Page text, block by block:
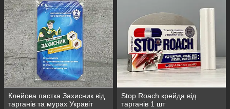
Клейова пастка Захисник від
тарганів та мурах Укравіт
Stop Roach крейда від
тарганів 1 шт